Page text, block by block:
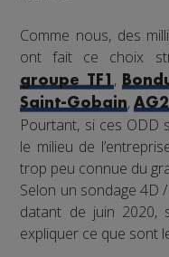
Comme nous, des
ont fait ce choix
groupe TF1 ,
Saint-Gobain,
Pourtant, si ces ODD
le milieu de
trop peu connue du
Selon un sondage 4D
datant de juin 2020,
expliquer ce que sont